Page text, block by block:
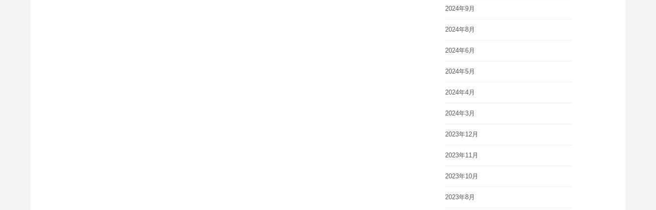
2024年9月
2024年8月
2024年6月
2024年5月
2024年4月
2024年3月
2023年12月
2023年11月
2023年10月
2023年8月